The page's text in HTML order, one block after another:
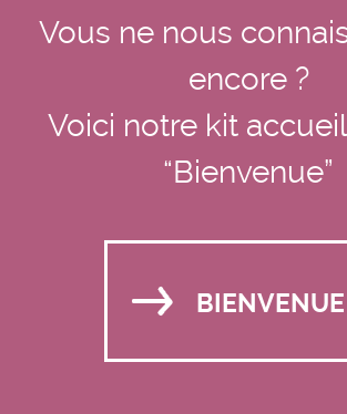
Vous ne nous
encore ?
Voici notre kit
“Bienvenue”
BIENVENUE